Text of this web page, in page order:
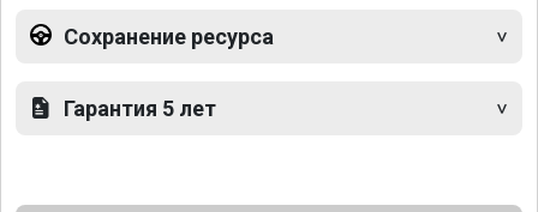
Сохранение ресурса
Гарантия 5 лет